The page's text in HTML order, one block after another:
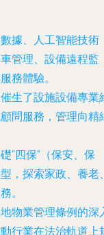
據、人工智能技術
管理、設備遠程監
務體驗。
生了設施設備專業
問服務，管理向精
“四保”（保安、保
，探索家政、養老
。
物業管理條例的深
行業在法治軌道上